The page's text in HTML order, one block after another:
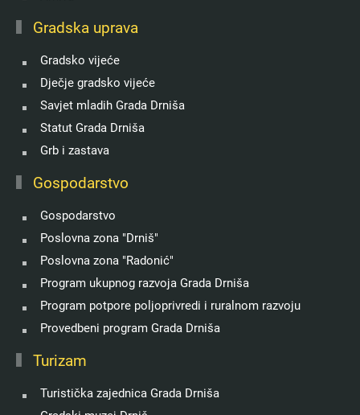
Gradska uprava
Gradsko vijeće
Dječje gradsko vijeće
Savjet mladih Grada Drniša
Statut Grada Drniša
Grb i zastava
Gospodarstvo
Gospodarstvo
Poslovna zona "Drniš"
Poslovna zona "Radonić"
Program ukupnog razvoja Grada Drniša
Program potpore poljoprivredi i ruralnom razvoju
Provedbeni program Grada Drniša
Turizam
Turistička zajednica Grada Drniša